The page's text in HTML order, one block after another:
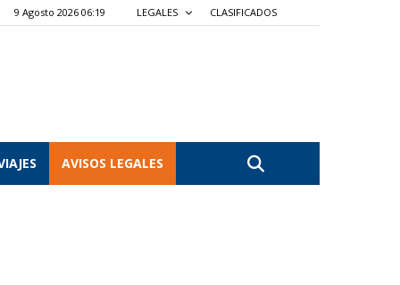
9 Agosto 2026 06:19 LEGALES CLASIFICADOS
AVISOS LEGALES